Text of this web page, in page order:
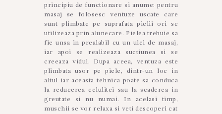
principiu de functionare si anume: pentru
masaj se folosesc ventuze uscate care
sunt plimbate pe suprafata pielii ori se
utilizeaza prin alunecare. Pielea trebuie sa
fie unsa in prealabil cu un ulei de masaj,
iar apoi se realizeaza suctiunea si se
creeaza vidul. Dupa aceea, ventuza este
plimbata usor pe piele, dintr-un loc in
altul iar aceasta tehnica poate sa conduca
la reducerea celulitei sau la scaderea in
greutate si nu numai. In acelasi timp,
muschii se vor relaxa si veti descoperi cat